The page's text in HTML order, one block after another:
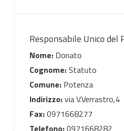
Responsabile Unico del
Nome:Donato
Cognome:Statuto
Comune:Potenza
Indirizzo:via V.Verrastro,4
Fax:0971668277